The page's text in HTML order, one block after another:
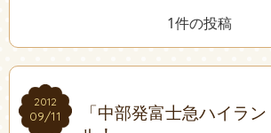
1件の投稿
2012
09/11
2012
09/11
「中部発富士急ハイラ